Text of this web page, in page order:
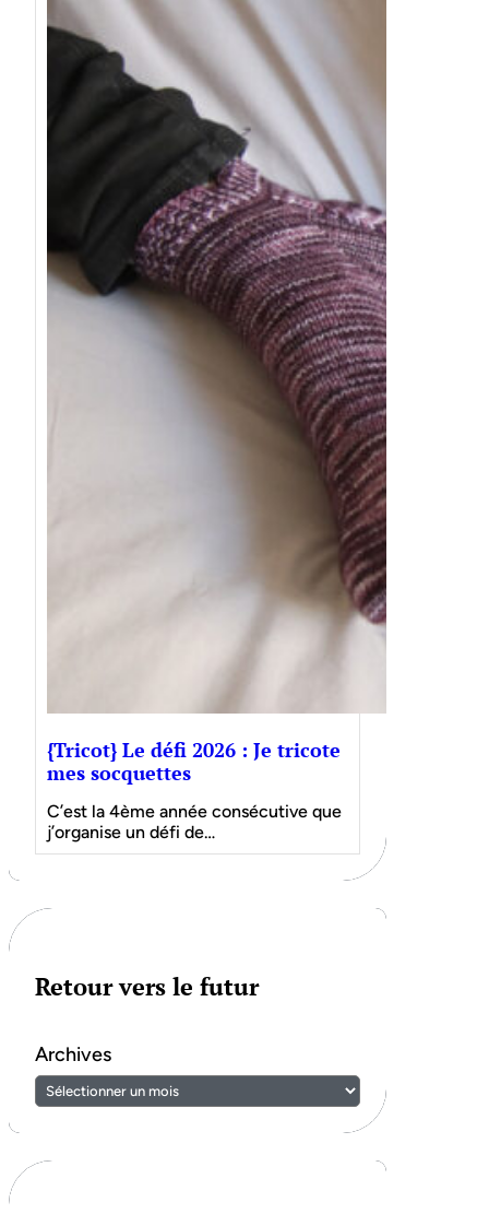
{Tricot} Le défi 2026 : Je tricote
mes socquettes
C’est la 4ème année consécutive que
j’organise un défi de…
Retour vers le futur
Archives